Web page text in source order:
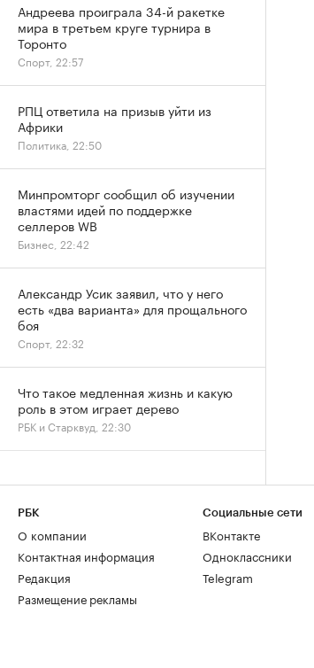
Андреева проиграла 34-й ракетке
мира в третьем круге турнира в
Торонто
Спорт, 22:57
РПЦ ответила на призыв уйти из
Африки
Политика, 22:50
Минпромторг сообщил об изучении
властями идей по поддержке
селлеров WB
Бизнес, 22:42
Александр Усик заявил, что у него
есть «два варианта» для прощального
боя
Спорт, 22:32
Что такое медленная жизнь и какую
роль в этом играет дерево
РБК и Старквуд, 22:30
РБК
О компании
Контактная информация
Редакция
Размещение рекламы
Социальные сети
ВКонтакте
Одноклассники
Telegram